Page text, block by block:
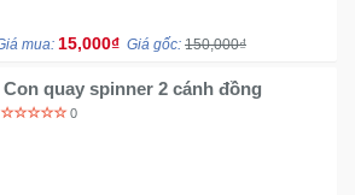
mua: 15,000₫ Giá gốc: 150,000₫
Con quay spinner 2 cánh đồng
0